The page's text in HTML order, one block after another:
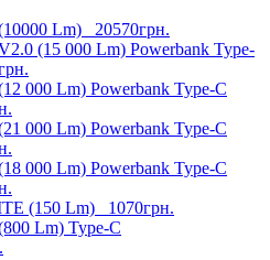
Lm) 20570грн.
(15 000 Lm) Powerbank Type-
000 Lm) Powerbank Type-C
000 Lm) Powerbank Type-C
000 Lm) Powerbank Type-C
(150 Lm) 1070грн.
Lm) Type-C